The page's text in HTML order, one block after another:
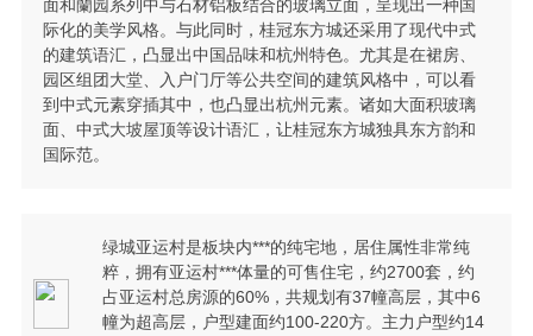
面和蘭园系列中与石材铝板结合的玻璃立面，呈现出一种国
际化的美学风格。与此同时，桂冠东方城还采用了现代中式
的建筑语汇，凸显出中国品味和杭州特色。尤其是在裙房、
园区组团大堂、入户门厅等公共空间的建筑风格中，可以看
到中式元素穿插其中，也凸显出杭州元素。诸如大面积玻璃
面、中式大坡屋顶等设计语汇，让桂冠东方城独具东方韵和
国际范。
绿城亚运村是板块内***的纯宅地，居住属性非常纯
粹，拥有亚运村***体量的可售住宅，约2700套，约
占亚运村总房源的60%，共规划有37幢高层，其中6
幢为超高层，户型建面约100-220方。主力户型约14